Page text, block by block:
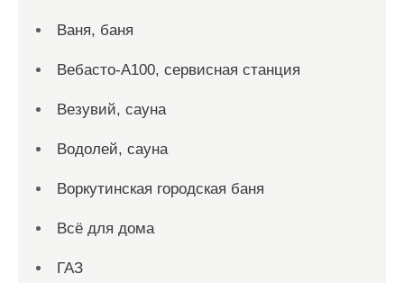
Ваня, баня
Вебасто-А100, сервисная станция
Везувий, сауна
Водолей, сауна
Воркутинская городская баня
Всё для дома
ГАЗ